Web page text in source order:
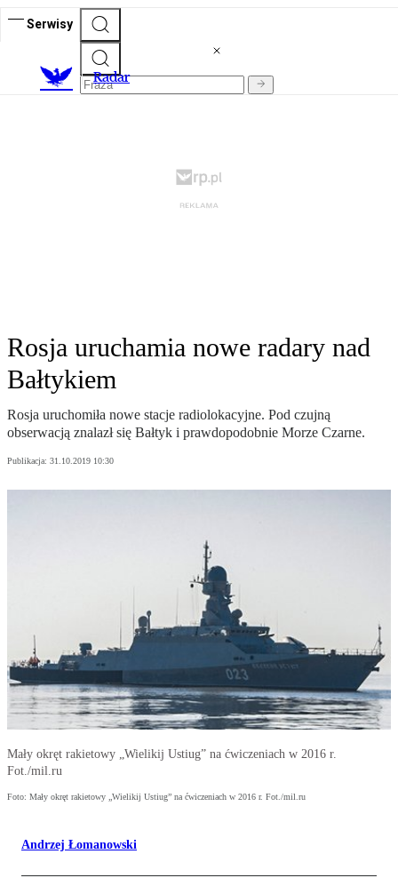
Serwisy
Radar
Rosja uruchamia nowe radary nad
Bałtykiem
Rosja uruchomiła nowe stacje radiolokacyjne. Pod czujną
obserwacją znalazł się Bałtyk i prawdopodobnie Morze Czarne.
Publikacja: 31.10.2019 10:30
Mały okręt rakietowy „Wielikij Ustiug” na ćwiczeniach w 2016 r.
Fot./mil.ru
Foto: Mały okręt rakietowy „Wielikij Ustiug” na ćwiczeniach w 2016 r. Fot./mil.ru
Andrzej Łomanowski